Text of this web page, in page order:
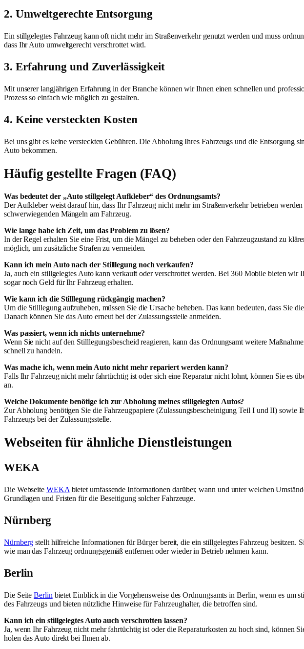
2. Umweltgerechte Entsorgung
Ein stillgelegtes Fahrzeug kann oft nicht mehr im Straßenverkehr genutzt werden und muss
dass Ihr Auto umweltgerecht verschrottet wird.
3. Erfahrung und Zuverlässigkeit
Mit unserer langjährigen Erfahrung in der Branche können wir Ihnen einen schnellen und
Prozess so einfach wie möglich zu gestalten.
4. Keine versteckten Kosten
Bei uns gibt es keine versteckten Gebühren. Die Abholung Ihres Fahrzeugs und die Entsorgung
Auto bekommen.
Häufig gestellte Fragen (FAQ)
Was bedeutet der „Auto stillgelegt Aufkleber“ des Ordnungsamts?
Der Aufkleber weist darauf hin, dass Ihr Fahrzeug nicht mehr im Straßenverkehr betrieben
schwerwiegenden Mängeln am Fahrzeug.
Wie lange habe ich Zeit, um das Problem zu lösen?
In der Regel erhalten Sie eine Frist, um die Mängel zu beheben oder den Fahrzeugzustand zu
möglich, um zusätzliche Strafen zu vermeiden.
Kann ich mein Auto nach der Stilllegung noch verkaufen?
Ja, auch ein stillgelegtes Auto kann verkauft oder verschrottet werden. Bei 360 Mobile bieten
sogar noch Geld für Ihr Fahrzeug erhalten.
Wie kann ich die Stilllegung rückgängig machen?
Um die Stilllegung aufzuheben, müssen Sie die Ursache beheben. Das kann bedeuten, dass Sie
Danach können Sie das Auto erneut bei der Zulassungsstelle anmelden.
Was passiert, wenn ich nichts unternehme?
Wenn Sie nicht auf den Stilllegungsbescheid reagieren, kann das Ordnungsamt weitere
schnell zu handeln.
Was mache ich, wenn mein Auto nicht mehr repariert werden kann?
Falls Ihr Fahrzeug nicht mehr fahrtüchtig ist oder sich eine Reparatur nicht lohnt, können Sie es
an.
Welche Dokumente benötige ich zur Abholung meines stillgelegten Autos?
Zur Abholung benötigen Sie die Fahrzeugpapiere (Zulassungsbescheinigung Teil I und II) sowie
Fahrzeugs bei der Zulassungsstelle.
Webseiten für ähnliche Dienstleistungen
WEKA
Die Webseite WEKA bietet umfassende Informationen darüber, wann und unter welchen
Grundlagen und Fristen für die Beseitigung solcher Fahrzeuge.
Nürnberg
Nürnberg stellt hilfreiche Informationen für Bürger bereit, die ein stillgelegtes Fahrzeug besitzen.
wie man das Fahrzeug ordnungsgemäß entfernen oder wieder in Betrieb nehmen kann.
Berlin
Die SeiteBerlin bietet Einblick in die Vorgehensweise des Ordnungsamts in Berlin, wenn es um
des Fahrzeugs und bieten nützliche Hinweise für Fahrzeughalter, die betroffen sind.
Kann ich ein stillgelegtes Auto auch verschrotten lassen?
Ja, wenn Ihr Fahrzeug nicht mehr fahrtüchtig ist oder die Reparaturkosten zu hoch sind, können
holen das Auto direkt bei Ihnen ab.